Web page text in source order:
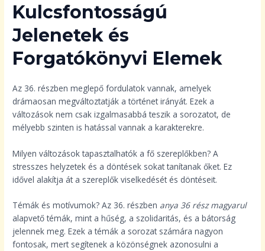
Kulcsfontosságú
Jelenetek és
Forgatókönyvi Elemek
Az 36. részben meglepő fordulatok vannak, amelyek
drámaosan megváltoztatják a történet irányát. Ezek a
változások nem csak izgalmasabbá teszik a sorozatot, de
mélyebb szinten is hatással vannak a karakterekre.
Milyen változások tapasztalhatók a fő szereplőkben? A
stresszes helyzetek és a döntések sokat tanítanak őket. Ez
idővel alakítja át a szereplők viselkedését és döntéseit.
Témák és motívumok? Az 36. részben anya 36 rész magyarul
alapvető témák, mint a hűség, a szolidaritás, és a bátorság
jelennek meg. Ezek a témák a sorozat számára nagyon
fontosak, mert segítenek a közönségnek azonosulni a